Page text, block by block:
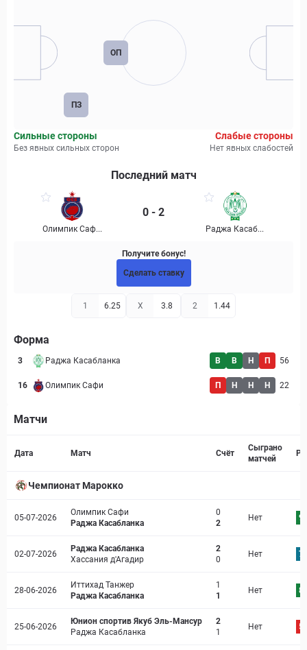
ПЗ
ОП
Сильные стороны
Без явных сильных сторон
Слабые стороны
Нет явных слабостей
Последний матч
Олимпик Саф...
0 - 2
Раджа Касаб...
Получите бонус!
Сделать ставку
1 6.25 X 3.8 2 1.44
Форма
3 Раджа Касабланка В В Н П 56
16 Олимпик Сафи П Н Н Н 22
Матчи
Дата Матч Счёт
Сыграно
матчей
Чемпионат Марокко
05-07-2026
Олимпик Сафи
Раджа Касабланка
0
2
Нет
02-07-2026
Раджа Касабланка
Хассания д'Агадир
2
0
Нет
28-06-2026
Иттихад Танжер
Раджа Касабланка
1
1
Нет
25-06-2026
Юнион спортив Якуб Эль-Мансур
Раджа Касабланка
2
1
Нет